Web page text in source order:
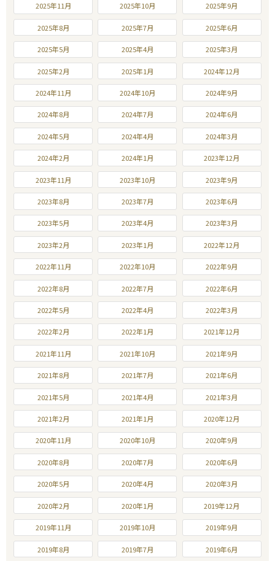
2025年11月 2025年10月 2025年9月
2025年8月 2025年7月 2025年6月
2025年5月 2025年4月 2025年3月
2025年2月 2025年1月 2024年12月
2024年11月 2024年10月 2024年9月
2024年8月 2024年7月 2024年6月
2024年5月 2024年4月 2024年3月
2024年2月 2024年1月 2023年12月
2023年11月 2023年10月 2023年9月
2023年8月 2023年7月 2023年6月
2023年5月 2023年4月 2023年3月
2023年2月 2023年1月 2022年12月
2022年11月 2022年10月 2022年9月
2022年8月 2022年7月 2022年6月
2022年5月 2022年4月 2022年3月
2022年2月 2022年1月 2021年12月
2021年11月 2021年10月 2021年9月
2021年8月 2021年7月 2021年6月
2021年5月 2021年4月 2021年3月
2021年2月 2021年1月 2020年12月
2020年11月 2020年10月 2020年9月
2020年8月 2020年7月 2020年6月
2020年5月 2020年4月 2020年3月
2020年2月 2020年1月 2019年12月
2019年11月 2019年10月 2019年9月
2019年8月 2019年7月 2019年6月